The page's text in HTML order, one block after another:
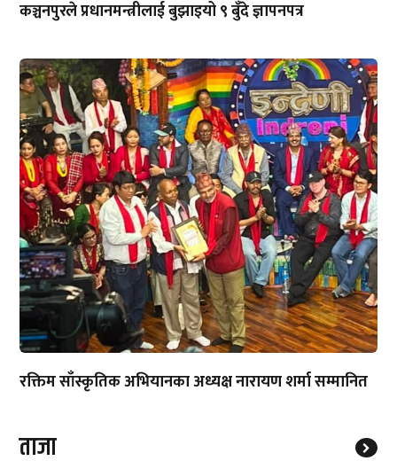
कञ्चनपुरले प्रधानमन्त्रीलाई बुझाइयो ९ बुँदे ज्ञापनपत्र
रक्तिम साँस्कृतिक अभियानका अध्यक्ष नारायण शर्मा सम्मानित
ताजा